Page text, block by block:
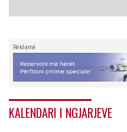
Reklamë
KALENDARI I NGJARJEVE